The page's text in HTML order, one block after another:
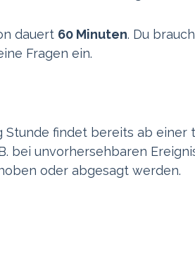
dauert 60 Minuten. Du
Fragen ein.
Stunde findet bereits ab
bei unvorhersehbaren
oder abgesagt werden.